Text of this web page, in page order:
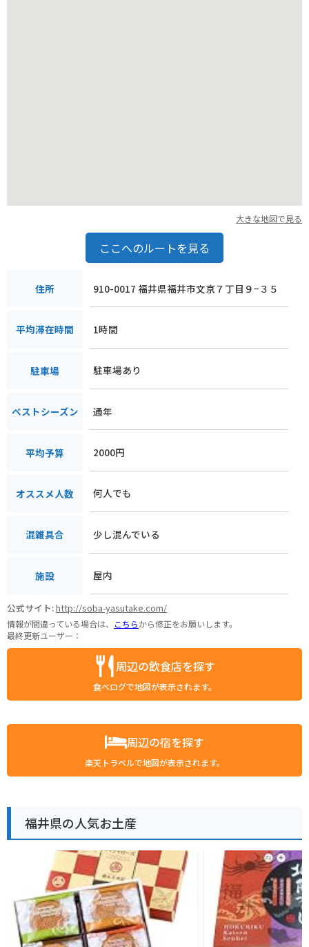
大きな地図で見る
ここへのルートを見る
住所 910-0017 福井県福井市文京７丁目９−３５
平均滞在時間 1時間
駐車場 駐車場あり
ベストシーズン 通年
平均予算 2000円
オススメ人数 何人でも
混雑具合 少し混んでいる
施設 屋内
公式サイト:http://soba-yasutake.com/
情報が間違っている場合は、 こちらから修正をお願いします。
最終更新ユーザー：
周辺の飲食店を探す
食べログで地図が表示されます。
周辺の宿を探す
楽天トラベルで地図が表示されます。
福井県の人気お土産